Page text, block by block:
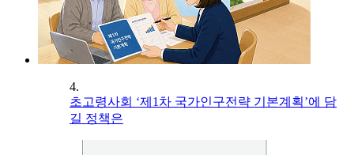
4.
초고령사회 ‘제1차 국가인구전략 기본계획’에 담
길 정책은